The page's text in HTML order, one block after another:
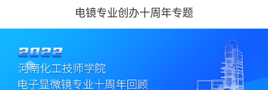
电镜专业创办十周年专题